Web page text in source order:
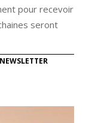
pour recevoir
seront